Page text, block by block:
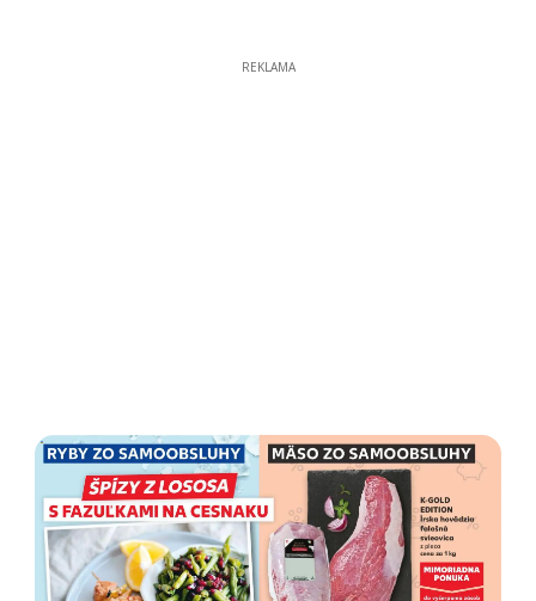
REKLAMA